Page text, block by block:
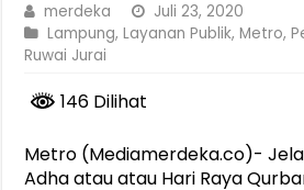
merdeka
Juli 23, 2020
Lampung,Layanan Publik,Metro,
Ruwai Jurai
146 Dilihat
Metro (Mediamerdeka.co)-
Adha atau atau Hari Raya